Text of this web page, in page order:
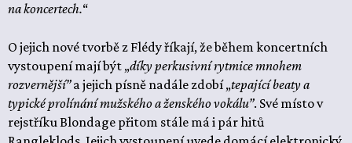
na koncertech.“
O jejich nové tvorbě z Flédy říkají, že během koncertních
vystoupení mají být „díky perkusivní rytmice mnohem
rozvernější”a jejich písně nadále zdobí „tepající beaty a
typické prolínání mužského a ženského vokálu”. Své místo v
rejstříku Blondage přitom stále má i pár hitů